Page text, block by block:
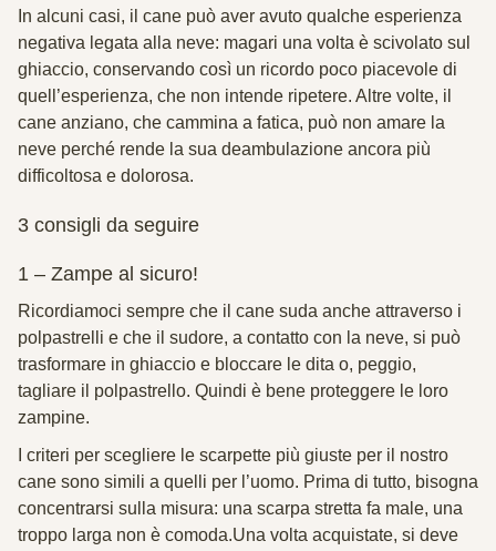
In alcuni casi, il cane può aver avuto qualche esperienza
negativa legata alla neve: magari una volta è scivolato sul
ghiaccio, conservando così un ricordo poco piacevole di
quell’esperienza, che non intende ripetere. Altre volte, il
cane anziano, che cammina a fatica, può non amare la
neve perché rende la sua deambulazione ancora più
difficoltosa e dolorosa.
3 consigli da seguire
1 – Zampe al sicuro!
Ricordiamoci sempre che il cane suda anche attraverso i
polpastrelli e che il sudore, a contatto con la neve, si può
trasformare in ghiaccio e bloccare le dita o, peggio,
tagliare il polpastrello. Quindi è bene proteggere le loro
zampine.
I criteri per scegliere le scarpette più giuste per il nostro
cane sono simili a quelli per l’uomo. Prima di tutto, bisogna
concentrarsi sulla misura: una scarpa stretta fa male, una
troppo larga non è comoda.Una volta acquistate, si deve